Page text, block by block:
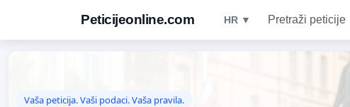
Peticijeonline.com HR ▼ Pretraži peticije
Vaša peticija. Vaši podaci. Vaša pravila.